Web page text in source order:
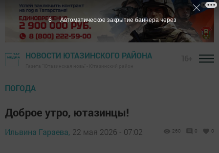
НОВОСТИ ЮТАЗИНСКОГО РАЙОНА
ПОГОДА
Доброе утро, ютазинцы!
Ильвина Гараева, 22 мая 2026 - 07:02 260 0 0
5 Автоматическое закрытие баннера через